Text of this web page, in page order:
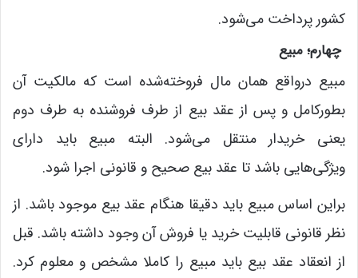
کشور پرداخت می‌شود.
چهارم؛ مبیع
مبیع درواقع همان مال فروخته‌شده است که مالکیت آن
بطورکامل و پس از عقد بیع از طرف فروشنده به طرف دوم
یعنی خریدار منتقل می‌شود. البته مبیع باید دارای
ویژگی‌هایی باشد تا عقد بیع صحیح و قانونی اجرا شود.
براین اساس مبیع باید دقیقا هنگام عقد بیع موجود باشد. از
نظر قانونی قابلیت خرید یا فروش آن وجود داشته باشد. قبل
از انعقاد عقد بیع باید مبیع را کاملا مشخص و معلوم کرد.